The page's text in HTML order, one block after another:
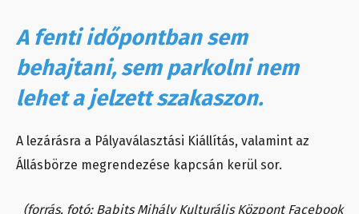
A fenti időpontban sem
behajtani, sem parkolni nem
lehet a jelzett szakaszon.
A lezárásra a Pályaválasztási Kiállítás, valamint az
Állásbörze megrendezése kapcsán kerül sor.
(forrás, fotó: Babits Mihály Kulturális Központ Facebook